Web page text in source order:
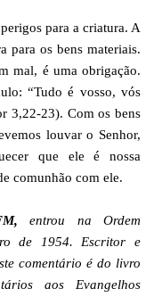
para a criatura. A
para os bens materiais.
mal, é uma obrigação.
“Tudo é vosso, vós
3,22-23). Com os bens
louvar o Senhor,
que ele é nossa
comunhão com ele.
entrou na Ordem
de 1954. Escritor e
comentário é do livro
aos Evangelhos